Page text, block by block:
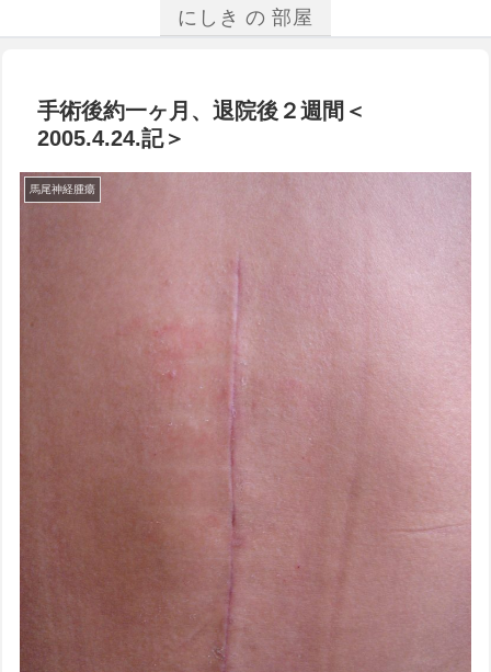
にしき の 部屋
手術後約一ヶ月、退院後２週間＜
2005.4.24.記＞
馬尾神経腫瘍